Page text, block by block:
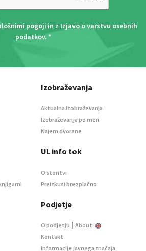
pogoji in z Izjavo o varstvu osebnih
podatkov. *
Izobraževanja
Aktualna izobraževanja
Izobraževanja po meri
Najem dvorane
UL info tok
O storitvi
Preizkusi brezplačno
Podjetje
O podjetju | About
Kontakt
Informacije javnega značaja